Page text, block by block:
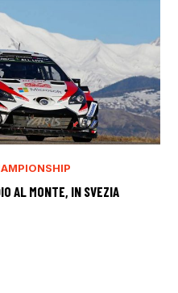
AL MONTE, IN SVEZIA